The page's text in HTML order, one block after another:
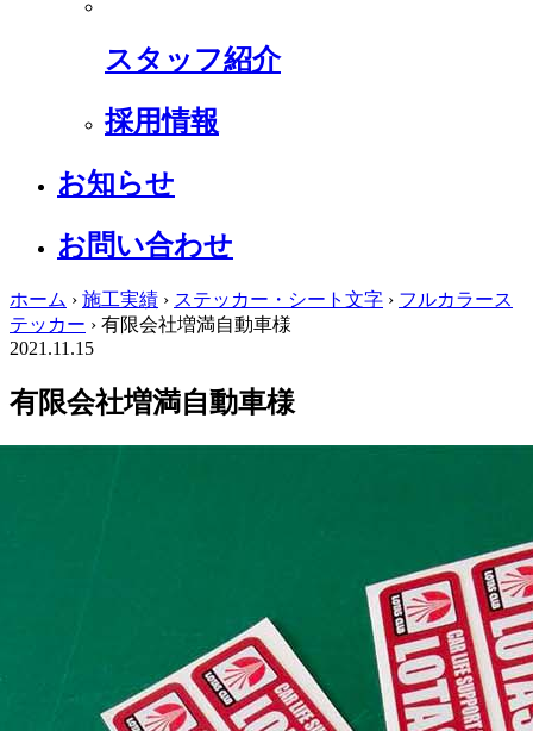
スタッフ紹介
採用情報
お知らせ
お問い合わせ
ホーム › 施工実績 › ステッカー・シート文字 › フルカラース
テッカー › 有限会社増満自動車様
2021.11.15
有限会社増満自動車様